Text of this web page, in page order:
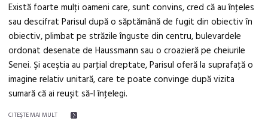
Există foarte mulţi oameni care, sunt convins, cred că au înţeles
sau descifrat Parisul după o săptămână de fugit din obiectiv în
obiectiv, plimbat pe străzile înguste din centru, bulevardele
ordonat desenate de Haussmann sau o croazieră pe cheiurile
Senei. Şi aceştia au parţial dreptate, Parisul oferă la suprafaţă o
imagine relativ unitară, care te poate convinge după vizita
sumară că ai reuşit să-l înţelegi.
CITEŞTE MAI MULT